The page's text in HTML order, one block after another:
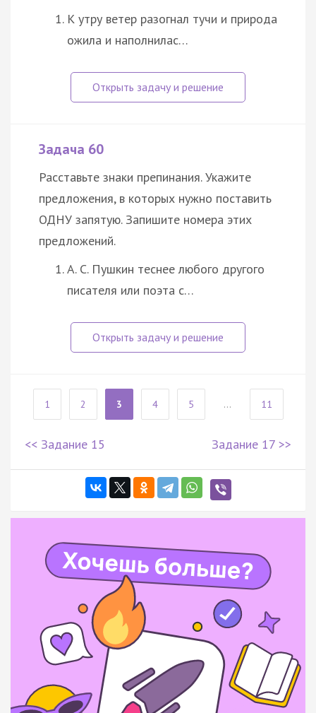
К утру ветер разогнал тучи и природа
ожила и наполнилас…
Задача 60
Расставьте знаки препинания. Укажите
предложения, в которых нужно поставить
ОДНУ запятую. Запишите номера этих
предложений.
А. С. Пушкин теснее любого другого
писателя или поэта с…
1 2 3 4 5 ... 11
<< Задание 15 Задание 17 >>